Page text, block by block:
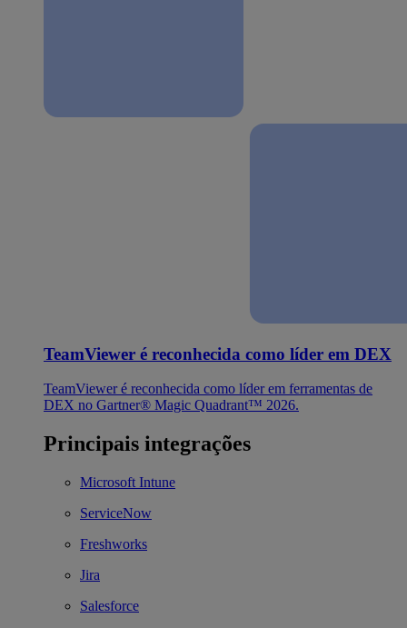
TeamViewer é reconhecida como líder em DEX
TeamViewer é reconhecida como líder em ferramentas de
DEX no Gartner® Magic Quadrant™ 2026.
Principais integrações
Microsoft Intune
ServiceNow
Freshworks
Jira
Salesforce